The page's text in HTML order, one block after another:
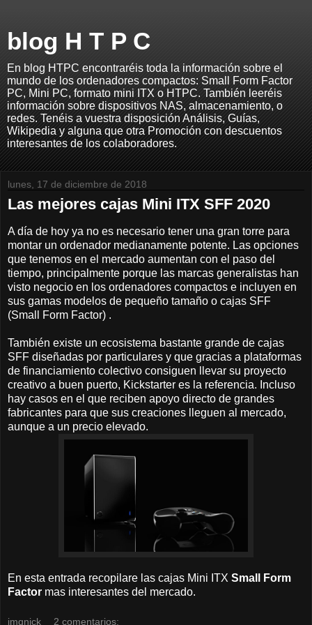
blog H T P C
En blog HTPC encontraréis toda la información sobre el
mundo de los ordenadores compactos: Small Form Factor
PC, Mini PC, formato mini ITX o HTPC. También leeréis
información sobre dispositivos NAS, almacenamiento, o
redes. Tenéis a vuestra disposición Análisis, Guías,
Wikipedia y alguna que otra Promoción con descuentos
interesantes de los colaboradores.
lunes, 17 de diciembre de 2018
Las mejores cajas Mini ITX SFF 2020
A día de hoy ya no es necesario tener una gran torre para
montar un ordenador medianamente potente. Las opciones
que tenemos en el mercado aumentan con el paso del
tiempo, principalmente porque las marcas generalistas han
visto negocio en los ordenadores compactos e incluyen en
sus gamas modelos de pequeño tamaño o cajas SFF
(Small Form Factor) .
También existe un ecosistema bastante grande de cajas
SFF diseñadas por particulares y que gracias a plataformas
de financiamiento colectivo consiguen llevar su proyecto
creativo a buen puerto, Kickstarter es la referencia. Incluso
hay casos en el que reciben apoyo directo de grandes
fabricantes para que sus creaciones lleguen al mercado,
aunque a un precio elevado.
En esta entrada recopilare las cajas Mini ITX Small Form
Factor mas interesantes del mercado.
jmqnick 2 comentarios: